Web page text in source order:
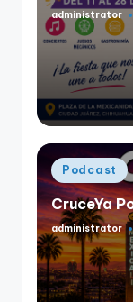
Publicado
por
administrator
Publicado
en
Podcast
CruceYa
Publicado
por
administrator